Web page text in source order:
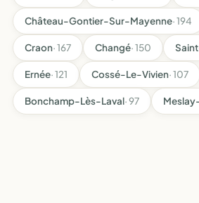
Château-Gontier-Sur-Mayenne· 194
Craon· 167 Changé· 150
Ernée· 121 Cossé-Le-Vivien· 107
Bonchamp-Lès-Laval· 97